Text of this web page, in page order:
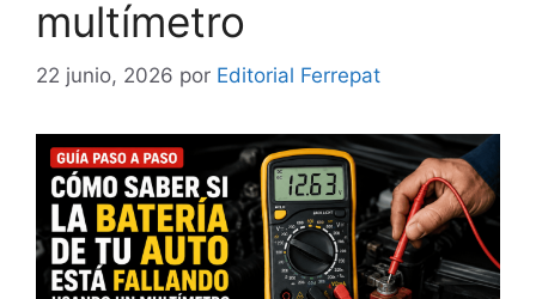
multímetro
22 junio, 2026 por Editorial Ferrepat